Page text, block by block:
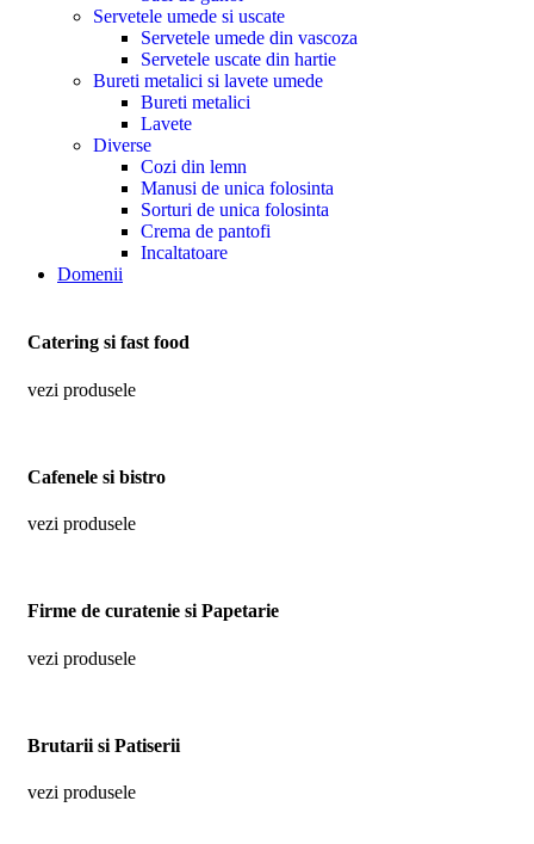
Servetele umede si uscate
Servetele umede din vascoza
Servetele uscate din hartie
Bureti metalici si lavete umede
Bureti metalici
Lavete
Diverse
Cozi din lemn
Manusi de unica folosinta
Sorturi de unica folosinta
Crema de pantofi
Incaltatoare
Domenii
Catering si fast food
vezi produsele
Cafenele si bistro
vezi produsele
Firme de curatenie si Papetarie
vezi produsele
Brutarii si Patiserii
vezi produsele